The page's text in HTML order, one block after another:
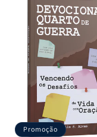
Promoção